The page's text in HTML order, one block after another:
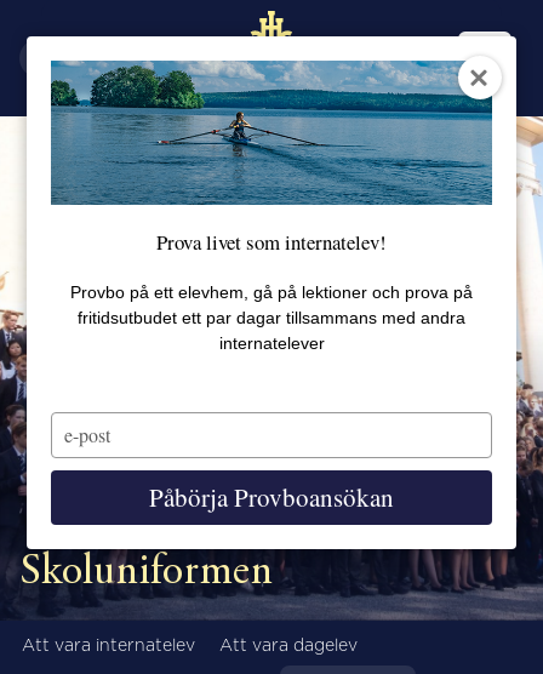
Skoluniformen
Att vara internatelev Att vara dagelev
Prova livet som internatelev!
Provbo på ett elevhem, gå på lektioner och prova på
fritidsutbudet ett par dagar tillsammans med andra
internatelever
your
email
Påbörja Provboansökan